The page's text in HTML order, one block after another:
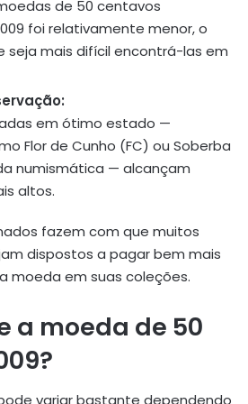
de 50 centavos
foi relativamente menor, o
seja mais difícil encontrá-las em
em ótimo estado —
Flor de Cunho (FC) ou Soberba
numismática — alcançam
altos.
fazem com que muitos
dispostos a pagar bem mais
moeda em suas coleções.
a moeda de 50